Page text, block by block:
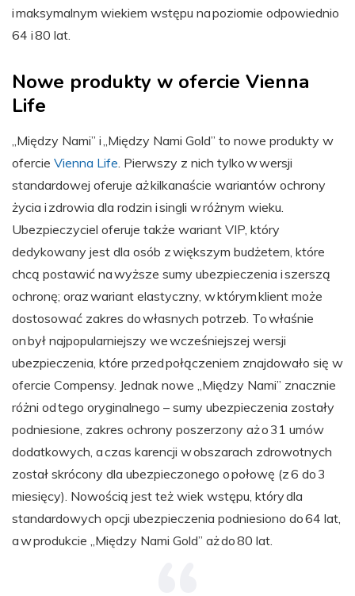
i maksymalnym wiekiem wstępu na poziomie odpowiednio
64 i 80 lat.
Nowe produkty w ofercie Vienna
Life
„Między Nami” i „Między Nami Gold” to nowe produkty w
ofercie Vienna Life. Pierwszy z nich tylko w wersji
standardowej oferuje aż kilkanaście wariantów ochrony
życia i zdrowia dla rodzin i singli w różnym wieku.
Ubezpieczyciel oferuje także wariant VIP, który
dedykowany jest dla osób z większym budżetem, które
chcą postawić na wyższe sumy ubezpieczenia i szerszą
ochronę; oraz wariant elastyczny, w którym klient może
dostosować zakres do własnych potrzeb. To właśnie
on był najpopularniejszy we wcześniejszej wersji
ubezpieczenia, które przed połączeniem znajdowało się w
ofercie Compensy. Jednak nowe „Między Nami” znacznie
różni od tego oryginalnego – sumy ubezpieczenia zostały
podniesione, zakres ochrony poszerzony aż o 31 umów
dodatkowych, a czas karencji w obszarach zdrowotnych
został skrócony dla ubezpieczonego o połowę (z 6 do 3
miesięcy). Nowością jest też wiek wstępu, który dla
standardowych opcji ubezpieczenia podniesiono do 64 lat,
a w produkcie „Między Nami Gold” aż do 80 lat.